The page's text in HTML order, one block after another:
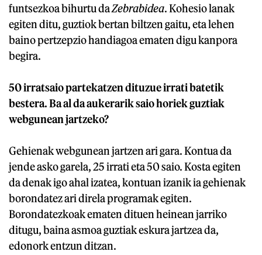
funtsezkoa bihurtu daZebrabidea. Kohesio lanak
egiten ditu, guztiok bertan biltzen gaitu, eta lehen
baino pertzepzio handiagoa ematen digu kanpora
begira.
50 irratsaio partekatzen dituzue irrati batetik
bestera. Ba al da aukerarik saio horiek guztiak
webgunean jartzeko?
Gehienak webgunean jartzen ari gara. Kontua da
jende asko garela, 25 irrati eta 50 saio. Kosta egiten
da denak igo ahal izatea, kontuan izanik ia gehienak
borondatez ari direla programak egiten.
Borondatezkoak ematen dituen heinean jarriko
ditugu, baina asmoa guztiak eskura jartzea da,
edonork entzun ditzan.